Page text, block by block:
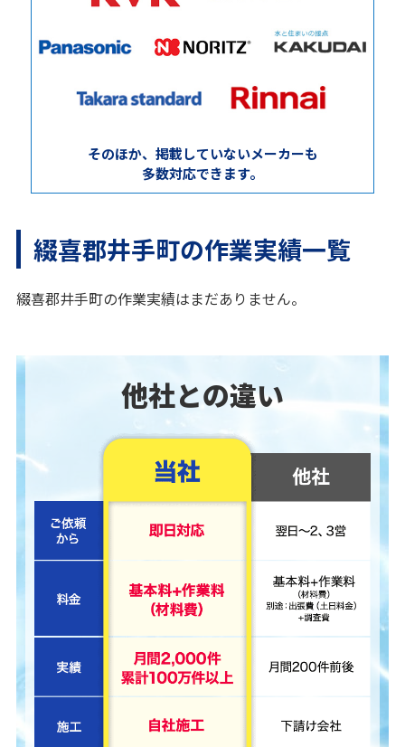
そのほか、掲載していないメーカーも
多数対応できます。
綴喜郡井手町の作業実績一覧
綴喜郡井手町の作業実績はまだありません。
他社との違い